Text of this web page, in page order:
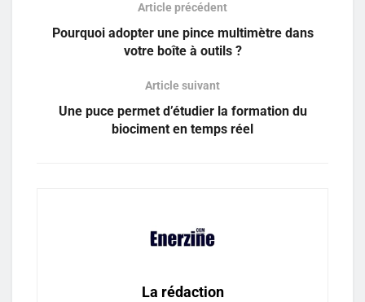
Article précédent
Pourquoi adopter une pince multimètre dans
votre boîte à outils ?
Article suivant
Une puce permet d’étudier la formation du
biociment en temps réel
La rédaction